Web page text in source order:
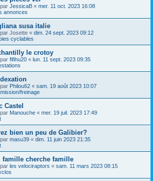
JessicaB « mer. 11 oct. 2023 16:08
annonces
susa italie
Josette « dim. 24 sept. 2023 09:12
cyclables
le crotoy
fifihu20 « lun. 11 sept. 2023 09:35
Philou62 « sam. 19 août 2023 10:07
freinage
Castel
Manouche « mer. 19 juil. 2023 17:49
bien un peu de Galibier?
masu39 « dim. 11 juin 2023 21:35
famille cherche famille
les velociraptors « sam. 11 mars 2023 08:15